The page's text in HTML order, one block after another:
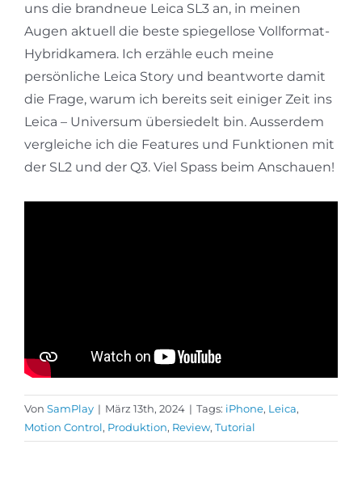
uns die brandneue Leica SL3 an, in meinen
Augen aktuell die beste spiegellose Vollformat-
Hybridkamera. Ich erzähle euch meine
persönliche Leica Story und beantworte damit
die Frage, warum ich bereits seit einiger Zeit ins
Leica – Universum übersiedelt bin. Ausserdem
vergleiche ich die Features und Funktionen mit
der SL2 und der Q3. Viel Spass beim Anschauen!
Von SamPlay | März 13th, 2024 | Tags: iPhone, Leica,
Motion Control, Produktion, Review, Tutorial